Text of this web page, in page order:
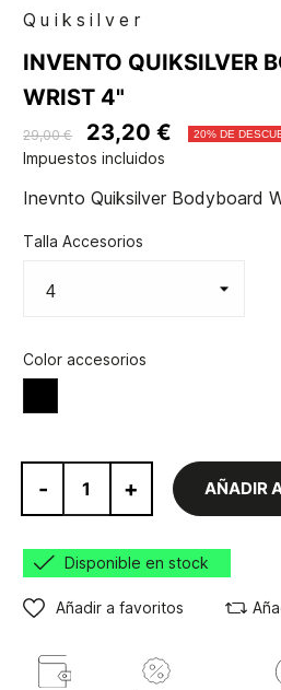
Quiksilver
INVENTO QUIKSILVER
WRIST 4"
29,00 € 23,20 € 20% DE
Impuestos incluidos
Inevnto Quiksilver Bodyboard
Talla Accesorios
Color accesorios
- + AÑADIR
Disponible en stock
Añadir a favoritos